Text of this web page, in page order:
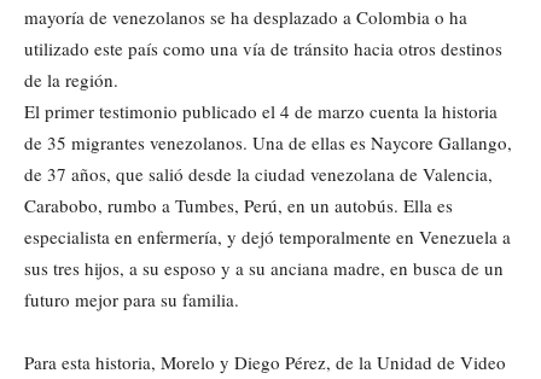
mayoría de venezolanos se ha desplazado a Colombia o ha
utilizado este país como una vía de tránsito hacia otros destinos
de la región.
El primer testimonio publicado el 4 de marzo cuenta la historia
de 35 migrantes venezolanos. Una de ellas es Naycore Gallango,
de 37 años, que salió desde la ciudad venezolana de Valencia,
Carabobo, rumbo a Tumbes, Perú, en un autobús. Ella es
especialista en enfermería, y dejó temporalmente en Venezuela a
sus tres hijos, a su esposo y a su anciana madre, en busca de un
futuro mejor para su familia.
Para esta historia, Morelo y Diego Pérez, de la Unidad de Video